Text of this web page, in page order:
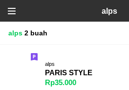
alps
alps 2 buah
alps
PARIS STYLE
Rp35.000